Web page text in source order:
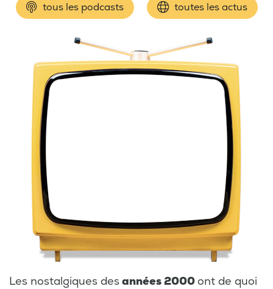
tous les podcasts toutes les actus
Les nostalgiques desannées 2000ont de quoi